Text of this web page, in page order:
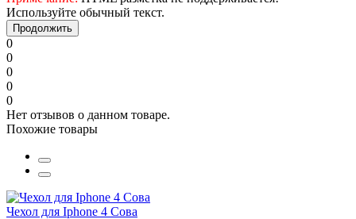
Используйте обычный текст.
Продолжить
0
0
0
0
0
Нет отзывов о данном товаре.
Похожие товары
Чехол для Iphone 4 Сова